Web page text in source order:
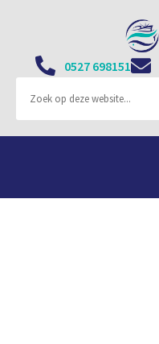
0527 698151